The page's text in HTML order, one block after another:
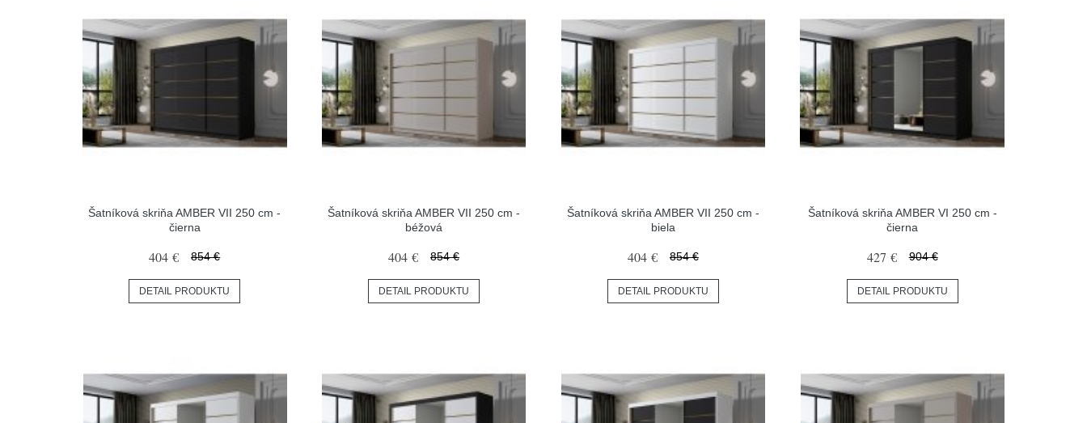
Šatníková skriňa AMBER VII 250 cm -
čierna
404 € 854 €
DETAIL PRODUKTU
Šatníková skriňa AMBER VII 250 cm -
béžová
404 € 854 €
DETAIL PRODUKTU
Šatníková skriňa AMBER VII 250 cm -
biela
404 € 854 €
DETAIL PRODUKTU
Šatníková skriňa AMBER VI 250 cm -
čierna
427 € 904 €
DETAIL PRODUKTU